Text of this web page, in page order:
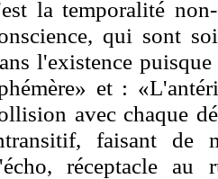
la temporalité
qui sont
l'existence
et :
avec chaque
faisant de
réceptacle au